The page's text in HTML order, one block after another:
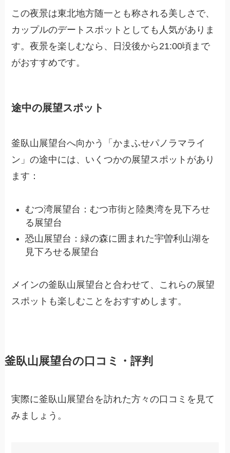
この夜景は東北地方随一とも称される美しさで、
カップルのデートスポットとしても人気がありま
す。夜景を楽しむなら、日没後から21:00頃まで
がおすすめです。
途中の展望スポット
釜臥山展望台へ向かう「かまふせパノラマライ
ン」の途中には、いくつかの展望スポットがあり
ます：
むつ湾展望台：むつ市街と陸奥湾を見下ろせ
る展望台
恐山展望台：緑の森に囲まれた宇曽利山湖を
見下ろせる展望台
メインの釜臥山展望台と合わせて、これらの展望
スポットも楽しむことをおすすめします。
釜臥山展望台の口コミ・評判
実際に釜臥山展望台を訪れた方々の口コミを見て
みましょう。